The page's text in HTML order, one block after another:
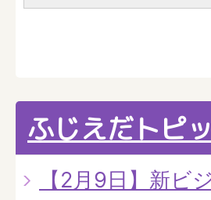
ふじえだトピ
【2月9日】新ビ